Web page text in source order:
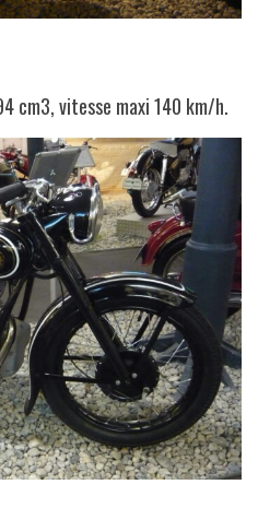
cm3, vitesse maxi 140 km/h.